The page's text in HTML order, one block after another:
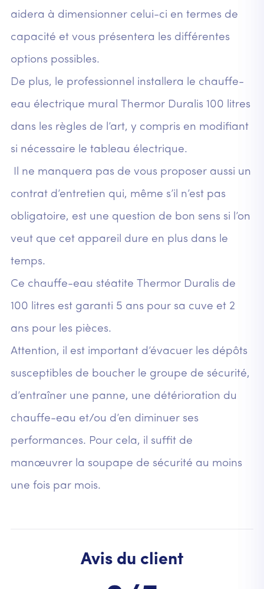
aidera à dimensionner celui-ci en termes de
capacité et vous présentera les différentes
options possibles.
De plus, le professionnel installera le chauffe-
eau électrique mural Thermor Duralis 100 litres
dans les règles de l’art, y compris en modifiant
si nécessaire le tableau électrique.
Il ne manquera pas de vous proposer aussi un
contrat d’entretien qui, même s’il n’est pas
obligatoire, est une question de bon sens si l’on
veut que cet appareil dure en plus dans le
temps.
Ce chauffe-eau stéatite Thermor Duralis de
100 litres est garanti 5 ans pour sa cuve et 2
ans pour les pièces.
Attention, il est important d’évacuer les dépôts
susceptibles de boucher le groupe de sécurité,
d’entraîner une panne, une détérioration du
chauffe-eau et/ou d’en diminuer ses
performances. Pour cela, il suffit de
manœuvrer la soupape de sécurité au moins
une fois par mois.
Avis du client